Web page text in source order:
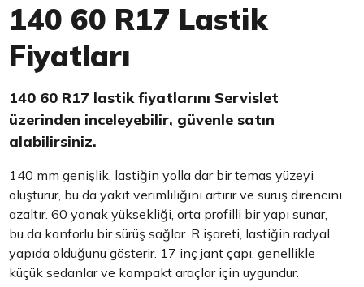
140 60 R17 Lastik
Fiyatları
140 60 R17 lastik fiyatlarını Servislet
üzerinden inceleyebilir, güvenle satın
alabilirsiniz.
140 mm genişlik, lastiğin yolla dar bir temas yüzeyi
oluşturur, bu da yakıt verimliliğini artırır ve sürüş direncini
azaltır. 60 yanak yüksekliği, orta profilli bir yapı sunar,
bu da konforlu bir sürüş sağlar. R işareti, lastiğin radyal
yapıda olduğunu gösterir. 17 inç jant çapı, genellikle
küçük sedanlar ve kompakt araçlar için uygundur.